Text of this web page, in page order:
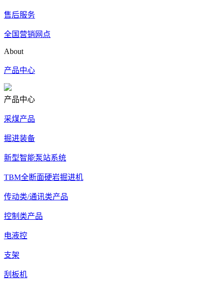
售后服务
全国营销网点
About
产品中心
产品中心
采煤产品
掘进装备
新型智能泵站系统
TBM全断面硬岩掘进机
传动类/通讯类产品
控制类产品
电液控
支架
刮板机